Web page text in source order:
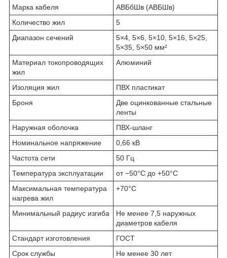
Марка кабеля
АВБбШв (АВБШв)
Количество жил
5
Диапазон сечений
5×4, 5×6, 5×10, 5×16, 5×25,
5×35, 5×50 мм²
Материал токопроводящих
жил
Алюминий
Изоляция жил
ПВХ пластикат
Броня
Две оцинкованные стальные
ленты
Наружная оболочка
ПВХ-шланг
Номинальное напряжение
0,66 кВ
Частота сети
50 Гц
Температура эксплуатации
от −50°C до +50°C
Максимальная температура
нагрева жил
+70°C
Минимальный радиус изгиба
Не менее 7,5 наружных
диаметров кабеля
Стандарт изготовления
ГОСТ
Срок службы
Не менее 30 лет